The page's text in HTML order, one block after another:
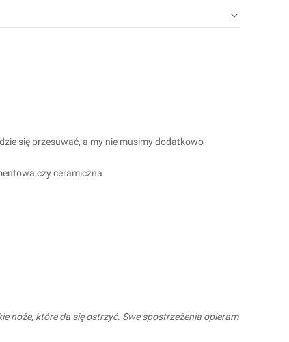
się przesuwać, a my nie musimy dodatkowo
czy ceramiczna
noże, które da się ostrzyć. Swe spostrzeżenia opieram